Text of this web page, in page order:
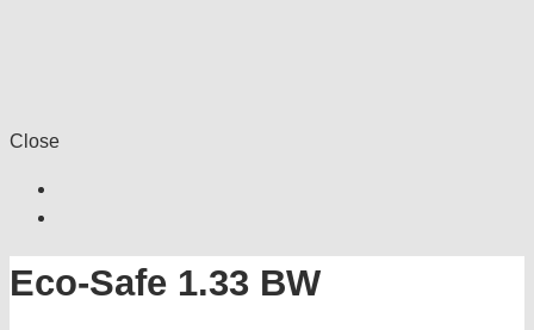
Close
Eco-Safe 1.33 BW